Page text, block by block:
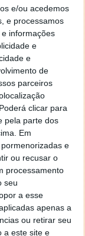
e/ou acedemos
e processamos
informações
e
e
de
parceiros
clicar para
pela parte dos
Em
e
ou recusar o
processamento
seu
a esse
apenas a
ou retirar seu
a este site e
forçar o uso do
outra dica fico
01:39
for segue por mail
maneira,
o botão direito do
Menu ‘Iniciar’
no separador